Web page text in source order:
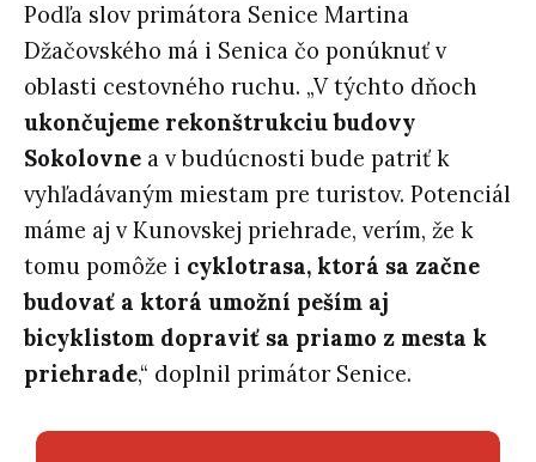
Podľa slov primátora Senice Martina
Džačovského má i Senica čo ponúknuť v
oblasti cestovného ruchu. „V týchto dňoch
ukončujeme rekonštrukciu budovy
Sokolovne a v budúcnosti bude patriť k
vyhľadávaným miestam pre turistov. Potenciál
máme aj v Kunovskej priehrade, verím, že k
tomu pomôže i cyklotrasa, ktorá sa začne
budovať a ktorá umožní peším aj
bicyklistom dopraviť sa priamo z mesta k
priehrade,“ doplnil primátor Senice.